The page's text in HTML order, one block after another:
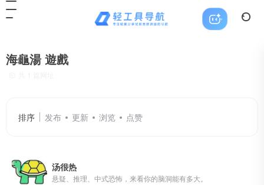
海龜湯 遊戲
排序 发布 更新 浏览 点赞
汤很热
悬疑、推理、中式恐怖，来看你的脑洞能有多大。